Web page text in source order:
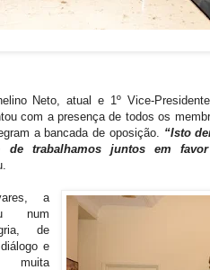
Neto, atual e 1º Vice-
com a presença de todos os
a bancada de oposição. “Isto
de trabalhamos juntos em
a
num
de
e
muita